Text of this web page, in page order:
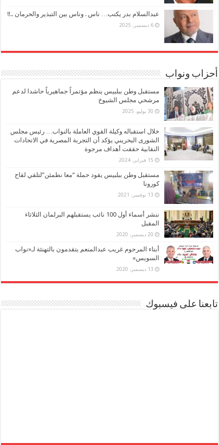
عبدالسلام بدر يكتب… ناس . وناس بين التبذير والحرمان ..!!
6 ديسمبر، 2025
أحزاب ونواب
مستقبل وطن ببلبيس ينظم مؤتمراً جماهيرياً حاشدا لدعم
مرشحي مجلس الشيوخ
30 يوليو، 2025
خلال استقباله وكيلة القوي العاملة بالنواب… رئيس مجلس
الشورى البحريني يؤكد أن التجربة المصرية في الاتحادات
النقابية حققت أهداف مرجوة
15 فبراير، 2024
مستقبل وطن ببلبيس يقود حملة “معا نطمئن”لتلقي لقاح
كورونا
13 نوفمبر، 2021
ننشر أسماء أول 100 نائب يستقبلهم البرلمان الثلاثاء
المقبل
20 ديسمبر، 2020
أبناء المرحوم غريب عبدالمنعم يتقدمون بالتهنئة لـ«نواب
السويس»
13 ديسمبر، 2020
تابعنا على فيسبوك